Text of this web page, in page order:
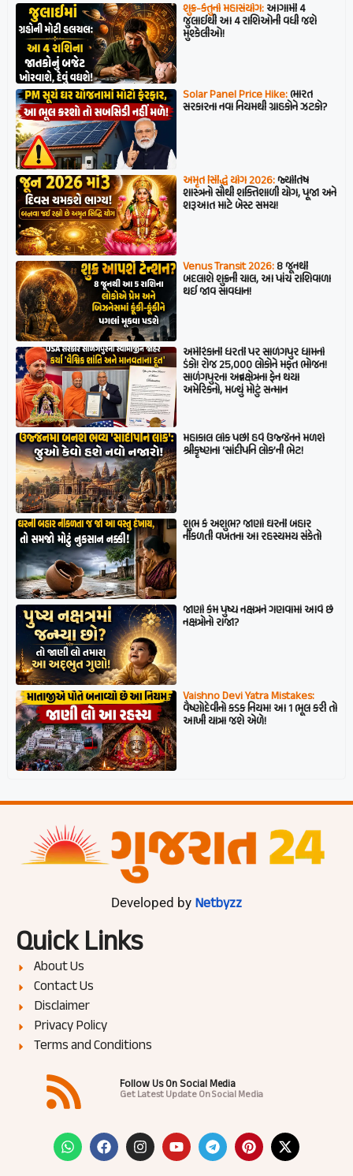
શુક્ર-કેતુનો મહાસંયોગ:આગામી 4
જુલાઈથી આ 4 રાશિઓની વધી જશે
મુશ્કેલીઓ!
Solar Panel Price Hike:ભારત
સરકારના નવા નિયમથી ગ્રાહકોને ઝટકો?
અમૃત સિદ્ધિ યોગ 2026:જ્યોતિષ
શાસ્ત્રનો સૌથી શક્તિશાળી યોગ, પૂજા અને
શરૂઆત માટે બેસ્ટ સમય!
Venus Transit 2026:8 જૂનથી
બદલાશે શુક્રની ચાલ, આ પાંચ રાશિવાળા
થઈ જાવ સાવધાન!
અમેરિકાની ધરતી પર સાળંગપુર ધામનો
ડંકો! રોજ 25,000 લોકોને મફત ભોજન!
સાળંગપુરના અન્નક્ષેત્રના ફેન થયા
અમેરિકનો, મળ્યું મોટું સન્માન
મહાકાલ લોક પછી હવે ઉજ્જૈનને મળશે
શ્રીકૃષ્ણના ‘સાંદીપનિ લોક’ની ભેટ!
શુભ કે અશુભ? જાણો ઘરની બહાર
નીકળતી વખતના આ રહસ્યમય સંકેતો
જાણો કેમ પુષ્ય નક્ષત્રને ગણવામાં આવે છે
નક્ષત્રોનો રાજા?
Vaishno Devi Yatra Mistakes:
વૈષ્ણોદેવીનો કડક નિયમ! આ 1 ભૂલ કરી તો
આખી યાત્રા જશે એળે!
Developed by Netbyzz
Quick Links
About Us
Contact Us
Disclaimer
Privacy Policy
Terms and Conditions
Follow Us On Social Media
Get Latest Update On Social Media